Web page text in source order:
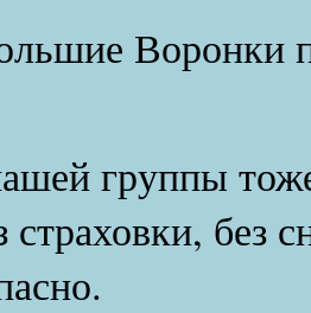
Воронки
группы
страховки, без